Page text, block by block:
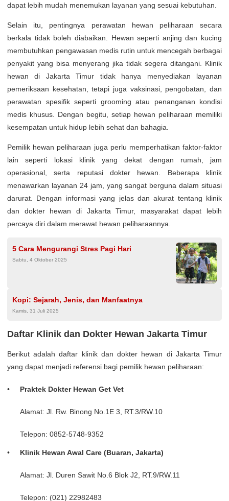
dapat lebih mudah menemukan layanan yang sesuai kebutuhan.
Selain itu, pentingnya perawatan hewan peliharaan secara
berkala tidak boleh diabaikan. Hewan seperti anjing dan kucing
membutuhkan pengawasan medis rutin untuk mencegah berbagai
penyakit yang bisa menyerang jika tidak segera ditangani. Klinik
hewan di Jakarta Timur tidak hanya menyediakan layanan
pemeriksaan kesehatan, tetapi juga vaksinasi, pengobatan, dan
perawatan spesifik seperti grooming atau penanganan kondisi
medis khusus. Dengan begitu, setiap hewan peliharaan memiliki
kesempatan untuk hidup lebih sehat dan bahagia.
Pemilik hewan peliharaan juga perlu memperhatikan faktor-faktor
lain seperti lokasi klinik yang dekat dengan rumah, jam
operasional, serta reputasi dokter hewan. Beberapa klinik
menawarkan layanan 24 jam, yang sangat berguna dalam situasi
darurat. Dengan informasi yang jelas dan akurat tentang klinik
dan dokter hewan di Jakarta Timur, masyarakat dapat lebih
percaya diri dalam merawat hewan peliharaannya.
5 Cara Mengurangi Stres Pagi Hari
Sabtu, 4 Oktober 2025
Kopi: Sejarah, Jenis, dan Manfaatnya
Kamis, 31 Juli 2025
Daftar Klinik dan Dokter Hewan Jakarta Timur
Berikut adalah daftar klinik dan dokter hewan di Jakarta Timur
yang dapat menjadi referensi bagi pemilik hewan peliharaan:
Praktek Dokter Hewan Get Vet
Alamat: Jl. Rw. Binong No.1E 3, RT.3/RW.10
Telepon: 0852-5748-9352
Klinik Hewan Awal Care (Buaran, Jakarta)
Alamat: Jl. Duren Sawit No.6 Blok J2, RT.9/RW.11
Telepon: (021) 22982483